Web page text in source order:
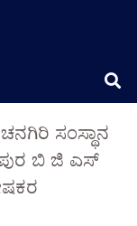
ಸಂಸ್ಥಾನ
ಬಿ ಜಿ ಎಸ್